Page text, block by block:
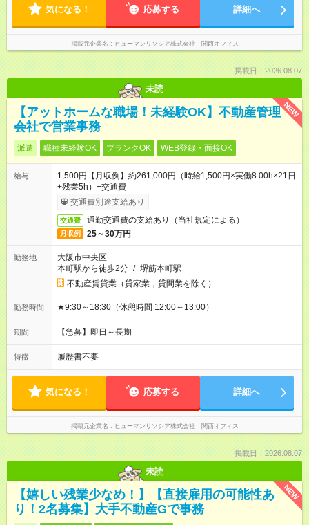
気になる！ 応募する 詳細へ
掲載元企業名 ヒューマンリソシア株式会社 関西オフィス
掲載日：2026.08.07
未読
NEW
【アットホームな職場！未経験OK】不動産管理
会社で営業事務
派遣 職種未経験OK ブランクOK WEB登録・面接OK
給与
1,500円【月収例】約261,000円（時給1,500円×実働8.00h×21日
+残業5h）+交通費
交通費別途支給あり
交通費 通勤交通費の支給あり（当社規定による）
月収例 25～30万円
勤務地
大阪市中央区
本町駅から徒歩2分 / 堺筋本町駅
不動産賃貸業（貸家業，貸間業を除く）
勤務時間 ★9:30～18:30（休憩時間 12:00～13:00）
期間 【急募】即日～長期
特徴 履歴書不要
気になる！ 応募する 詳細へ
掲載元企業名 ヒューマンリソシア株式会社 関西オフィス
掲載日：2026.08.07
未読
NEW
【嬉しい残業少なめ！】【直接雇用の可能性あ
り！2名募集】大手不動産Gで事務